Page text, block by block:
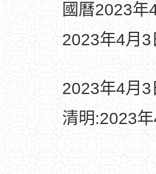
國曆2023年
2023年4月3
2023年4月3
清明:2023